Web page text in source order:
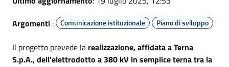
Argomenti : Comunicazione istituzionale Piano di sviluppo
Il progetto prevede la realizzazione, affidata a Terna
S.p.A., dell'elettrodotto a 380 kV in semplice terna tra la